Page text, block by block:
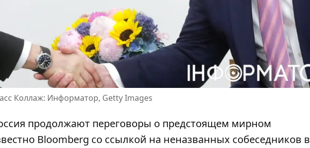
Коллаж: Информатор, Getty Images
продолжают переговоры о предстоящем мирном
Bloomberg со ссылкой на неназванных собеседников в